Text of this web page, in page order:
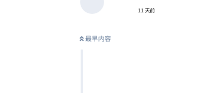
11 天前
最早内容